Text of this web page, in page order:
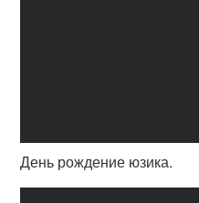
День рождение юзика.